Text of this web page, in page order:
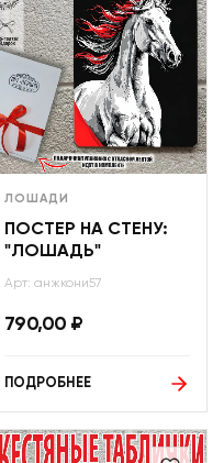
ЛОШАДИ
ПОСТЕР НА СТЕНУ:
"ЛОШАДЬ"
Арт: анжкони57
790,00 ₽
ПОДРОБНЕЕ